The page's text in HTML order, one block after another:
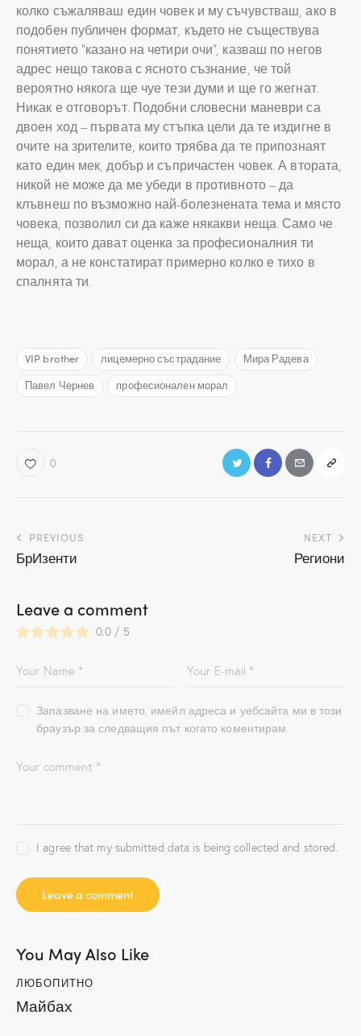
колко съжаляваш един човек и му съчувстваш, ако в
подобен публичен формат, където не съществува
понятието “казано на четири очи”, казваш по негов
адрес нещо такова с ясното съзнание, че той
вероятно някога ще чуе тези думи и ще го жегнат.
Никак е отговорът. Подобни словесни маневри са
двоен ход – първата му стъпка цели да те издигне в
очите на зрителите, които трябва да те припознаят
като един мек, добър и съпричастен човек. А втората,
никой не може да ме убеди в противното – да
клъвнеш по възможно най-болезнената тема и място
човека, позволил си да каже някакви неща. Само че
неща, които дават оценка за професионалния ти
морал, а не констатират примерно колко е тихо в
спалнята ти.
VIP brother лицемерно състрадание
Мира Радева
Павел Чернев
професионален морал
0
Навигация
PREVIOUS
БрИзенти
NEXT
Региони
Leave a comment
0.0 / 5
Запазване на името, имейл адреса и уебсайта ми в този
браузър за следващия път когато коментирам.
I agree that my submitted data is being collected and stored.
You May Also Like
ЛЮБОПИТНО
Майбах